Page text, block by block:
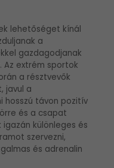
lehetőséget kínál
a
gazdagodjanak
extrém sportok
a résztvevők
javul a
hosszú távon pozitív
és a csapat
különleges és
szervezni,
és adrenalin